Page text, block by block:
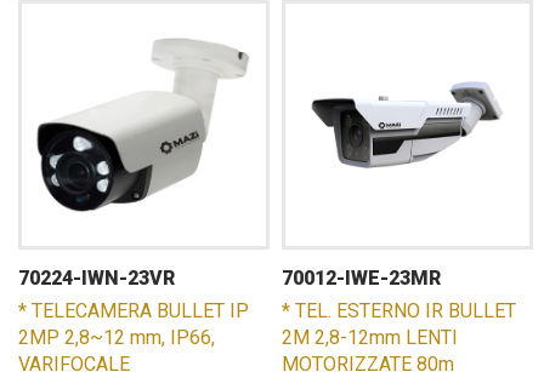
70224-IWN-23VR
* TELECAMERA BULLET IP
2MP 2,8~12 mm, IP66,
VARIFOCALE
70012-IWE-23MR
* TEL. ESTERNO IR BULLET
2M 2,8-12mm LENTI
MOTORIZZATE 80m